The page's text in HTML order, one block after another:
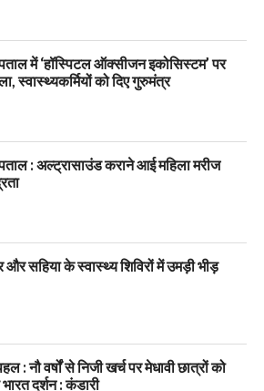
में ‘हॉस्पिटल ऑक्सीजन इकोसिस्टम’ पर
स्वास्थ्यकर्मियों को दिए गुरुमंत्र
: अल्ट्रासाउंड कराने आई महिला मरीज
सहिया के स्वास्थ्य शिविरों में उमड़ी भीड़
: नौ वर्षों से निजी खर्च पर मेधावी छात्रों को
दर्शन : कंडारी